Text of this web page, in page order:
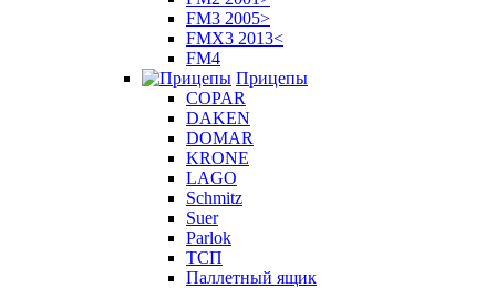
FM3 2005>
FMX3 2013<
FM4
Прицепы
COPAR
DAKEN
DOMAR
KRONE
LAGO
Schmitz
Suer
Parlok
ТСП
Паллетный ящик